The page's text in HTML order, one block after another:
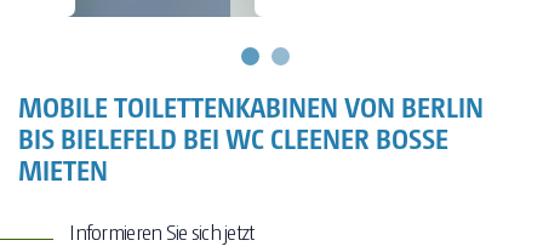
MOBILE TOILETTENKABINEN VON BERLIN
BIS BIELEFELD BEI WC CLEENER BOSSE
MIETEN
Informieren Sie sich jetzt